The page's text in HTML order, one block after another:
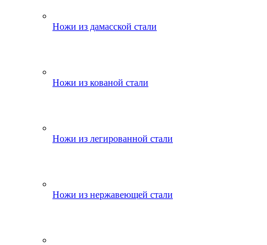
Ножи из дамасской стали
Ножи из кованой стали
Ножи из легированной стали
Ножи из нержавеющей стали